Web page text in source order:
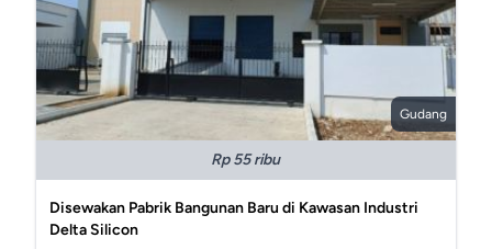
Gudang
Rp 55 ribu
Disewakan Pabrik Bangunan Baru di Kawasan Industri
Delta Silicon